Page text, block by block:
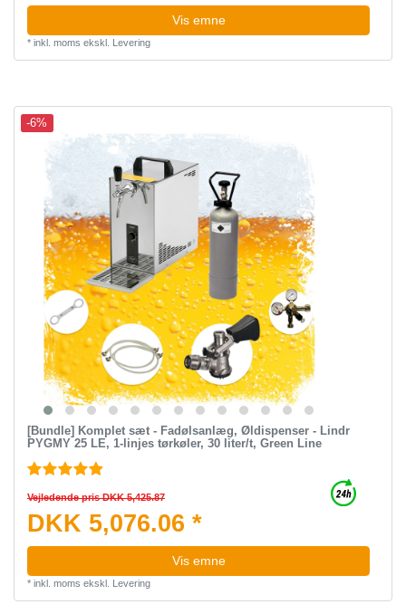
Vis emne
* inkl. moms ekskl. Levering
-6%
[Bundle] Komplet sæt - Fadølsanlæg, Øldispenser - Lindr
PYGMY 25 LE, 1-linjes tørkøler, 30 liter/t, Green Line
Vejledende pris DKK 5,425.87
DKK 5,076.06 *
Vis emne
* inkl. moms ekskl. Levering